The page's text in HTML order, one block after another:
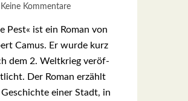
Keine Kommentare
Pest« ist ein Roman von
Camus. Er wur­de kurz
dem 2. Welt­krieg ver­öf­
Der Roman erzählt
einer Stadt, in